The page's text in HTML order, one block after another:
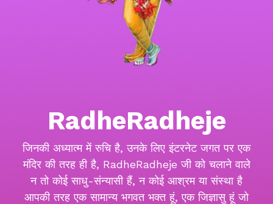
RadheRadheje
जिनकी अध्यात्म में रुचि है, उनके लिए इंटरनेट जगत पर एक
मंदिर की तरह ही है, RadheRadheje जी को चलाने वाले
न तो कोई साधु-संन्यासी हैं, न कोई आश्रम या संस्था है
आपकी तरह एक सामान्य भगवत भक्त हूं, एक जिज्ञासु हूं जो